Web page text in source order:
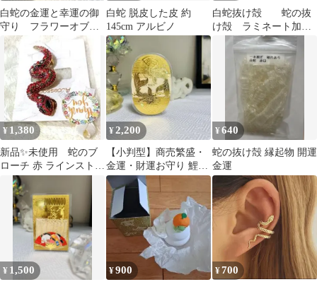
白蛇の金運と幸運の御
守り フラワーオブラ
イフ
白蛇 脱皮した皮 約
145cm アルビノ
白蛇抜け殻 蛇の抜
け殻 ラミネート加
工 ３枚セット
¥ 1,380
新品✨未使用 蛇のブ
ローチ 赤 ラインストー
¥2,200
【小判型】商売繁盛・
金運・財運お守り 鯉デ
ザイン
¥640
蛇の抜け殻 縁起物 開運
金運
¥ 1,500 ¥900 ¥700